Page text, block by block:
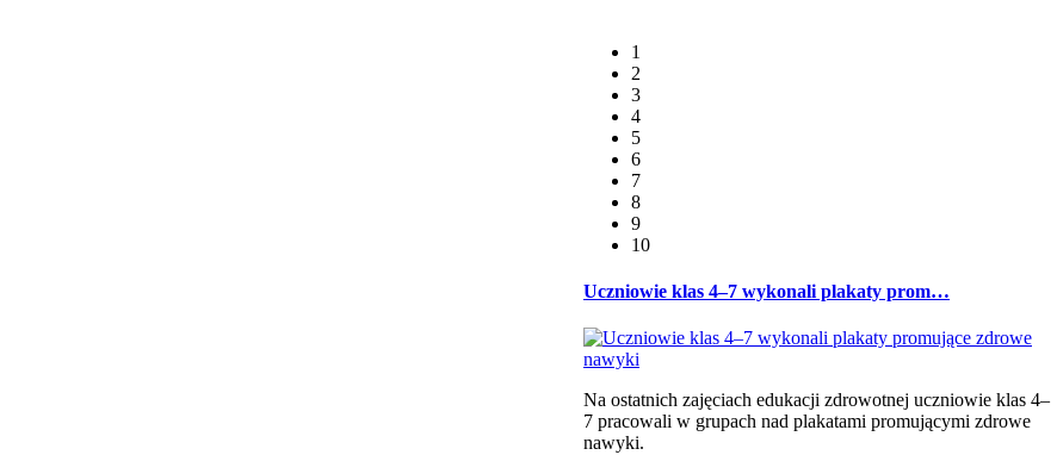
1
2
3
4
5
6
7
8
9
10
Uczniowie klas 4–7 wykonali plakaty prom…
Na ostatnich zajęciach edukacji zdrowotnej uczniowie klas 4–
7 pracowali w grupach nad plakatami promującymi zdrowe
nawyki.